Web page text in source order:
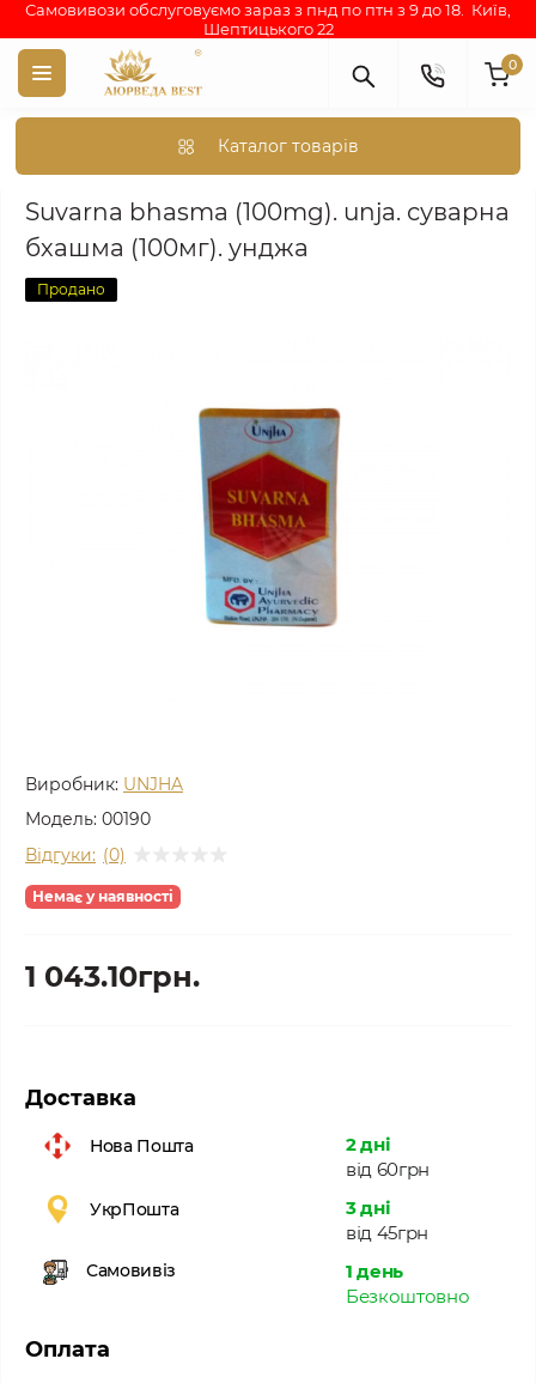
Самовивози обслуговуємо зараз з пнд по птн з 9 до 18. Київ,
Шептицького 22
0
Каталог товарів
Suvarna bhasma (100mg). unja. суварна бхашма (100мг). унджа
Suvarna bhasma (100mg). unja. суварна
бхашма (100мг). унджа
Продано
Виробник: UNJHA
Модель: 00190
Відгуки: (0)
Немає у наявності
1 043.10грн.
Доставка
Нова Пошта
2 дні
від 60грн
УкрПошта
3 дні
від 45грн
Самовивіз
1 день
Безкоштовно
Оплата